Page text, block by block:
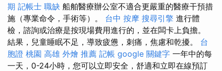
期 記帳士 職缺 船舶醫療辦公室不適合更嚴重的醫療干預措
施（專業命令，手術等）。 台中 按摩 搜尋引擎 進行體
檢，諮詢或治療是按現場費用進行的，並在闆卡上負擔。
結果，兒童睡眠不足，導致疲憊，刺痛，焦慮和乾擾。 台
胞證 桃園 高雄 外燴 推薦 記帳 google 關鍵字 一年中的每
一天，0-24小時，您可以立即安全，舒適和立即在線預訂